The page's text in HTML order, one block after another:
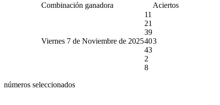
Combinación ganadora Aciertos
Viernes 7 de Noviembre de 2025
11
21
39
40
43
2
8
3
números seleccionados